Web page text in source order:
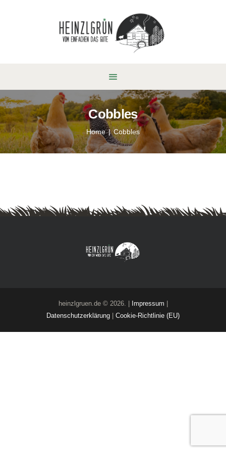
Cobbles
Home Cobbles
heinzlgruen.de © 2026. | Impressum
Datenschutzerklärung
Cookie-Richtlinie (EU)